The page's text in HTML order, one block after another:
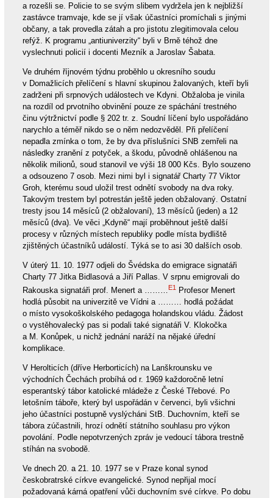
a rozešli se. Policie to se svým slibem vydržela jen k nejbližší
zastávce tramvaje, kde se jí však účastníci promíchali s jinými
občany, a tak provedla zátah a pro jistotu zlegitimovala celou
refýž. K programu „antiuniverzity“ byli v Brně téhož dne
vyslechnuti policií i docenti Mezník a Jaroslav Šabata.
Ve druhém říjnovém týdnu proběhlo u okresního soudu
v Domažlicích přelíčení s hlavní skupinou žalovaných, kteří byli
zadrženi při srpnových událostech ve Kdyni. Obžaloba je vinila
na rozdíl od prvotního obvinění pouze ze spáchání trestného
činu výtržnictví podle § 202 tr. z. Soudní líčení bylo uspořádáno
narychlo a téměř nikdo se o něm nedozvěděl. Při přelíčení
nepadla zmínka o tom, že by dva příslušníci SNB zemřeli na
následky zranění z potyček, a škodu, původně ohlášenou na
několik milionů, soud stanovil ve výši 18 000 Kčs. Bylo souzeno
a odsouzeno 7 osob. Mezi nimi byl i signatář Charty 77 Viktor
Groh, kterému soud uložil trest odnětí svobody na dva roky.
Takovým trestem byl potrestán ještě jeden obžalovaný. Ostatní
tresty jsou 14 měsíců (2 obžalovaní), 13 měsíců (jeden) a 12
měsíců (dva). Ve věci „Kdyně“ mají proběhnout ještě další
procesy v různých místech republiky podle místa bydliště
zjištěných účastníků událostí. Týká se to asi 30 dalších osob.
V úterý 11. 10. 1977 odjeli do Švédska do emigrace signatáři
Charty 77 Jitka Bidlasová a Jiří Pallas. V srpnu emigrovali do
Rakouska signatáři prof. Menert a ………E1Profesor Menert
hodlá působit na univerzitě ve Vídni a ……… hodlá požádat
o místo vysokoškolského pedagoga holandskou vládu. Žádost
o vystěhovalecký pas si podali také signatáři V. Klokočka
a M. Konůpek, u nichž jednání naráží na nějaké úřední
komplikace.
V Herolticích (dříve Herborticích) na Lanškrounsku ve
východních Čechách probíhá od r. 1969 každoročně letní
esperantský tábor katolické mládeže z České Třebové. Po
letošním táboře, který byl uspořádán v červenci, byli všichni
jeho účastníci postupně vyslýcháni StB. Duchovním, kteří se
tábora zúčastnili, hrozí odnětí státního souhlasu pro výkon
povolání. Podle nepotvrzených zpráv je vedoucí tábora trestně
stíhán na svobodě.
Ve dnech 20. a 21. 10. 1977 se v Praze konal synod
českobratrské církve evangelické. Synod nepřijal mocí
požadovaná kárná opatření vůči duchovním své církve. Po dobu